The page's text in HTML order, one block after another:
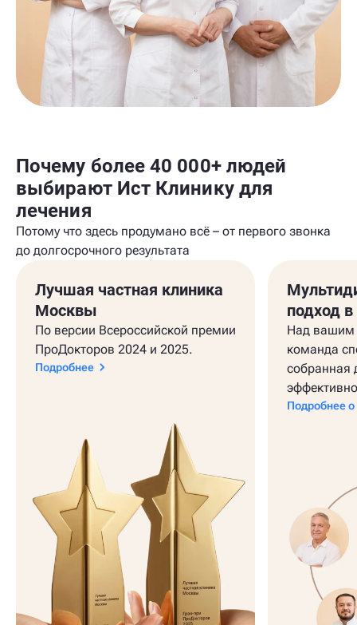
Почему более 40 000+ людей
выбирают Ист Клинику для
лечения
Потому что здесь продумано всё – от первого звонка
до долгосрочного результата
Лучшая частная клиника
Москвы
По версии Всероссийской премии
ПроДокторов 2024 и 2025.
Подробнее
подход
Над вашим
команда
собранная
Подробнее о